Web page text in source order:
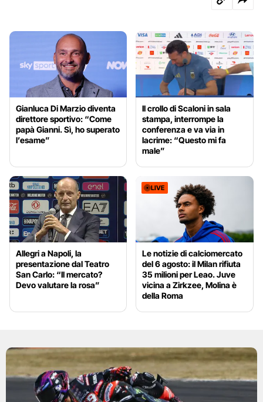
Gianluca Di Marzio diventa
direttore sportivo: “Come
papà Gianni. Sì, ho superato
l’esame”
Il crollo di Scaloni in sala
stampa, interrompe la
conferenza e va via in
lacrime: “Questo mi fa
male”
Allegri a Napoli, la
presentazione dal Teatro
San Carlo: “Il mercato?
Devo valutare la rosa”
LIVE
Le notizie di calciomercato
del 6 agosto: il Milan rifiuta
35 milioni per Leao. Juve
vicina a Zirkzee, Molina è
della Roma